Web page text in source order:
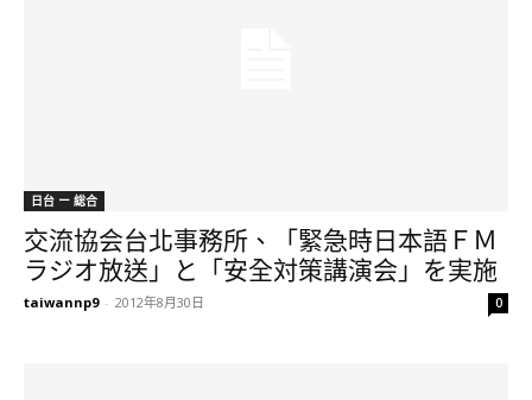
日台 ー 総合
交流協会台北事務所、「緊急時日本語ＦＭ
ラジオ放送」と「安全対策講演会」を実施
taiwannp9 - 2012年8月30日 0